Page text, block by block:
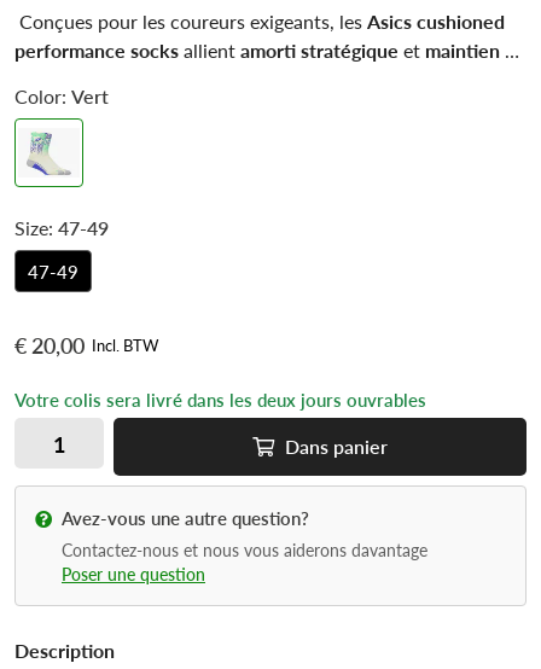
Conçues pour les coureurs exigeants, lesAsics cushioned
performance socksallientamorti stratégique et maintien du
rembourrées aux zones d’impact et une maille respirante,
ces chaussettes offrent un
longues séances de running ou d’entraînements intensifs.
Color: Vert
Size: 47-49
47-49
€ 20,00 Incl. BTW
Votre colis sera livré dans les deux jours ouvrables
Dans panier
Avez-vous une autre question?
Contactez-nous et nous vous aiderons davantage
Poser une question
Description